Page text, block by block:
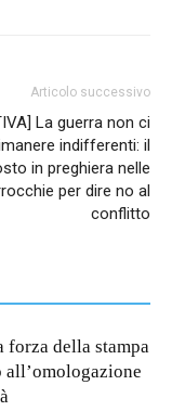
Articolo successivo
La guerra non ci
indifferenti: il
in preghiera nelle
per dire no al
conflitto
forza della stampa
all’omologazione